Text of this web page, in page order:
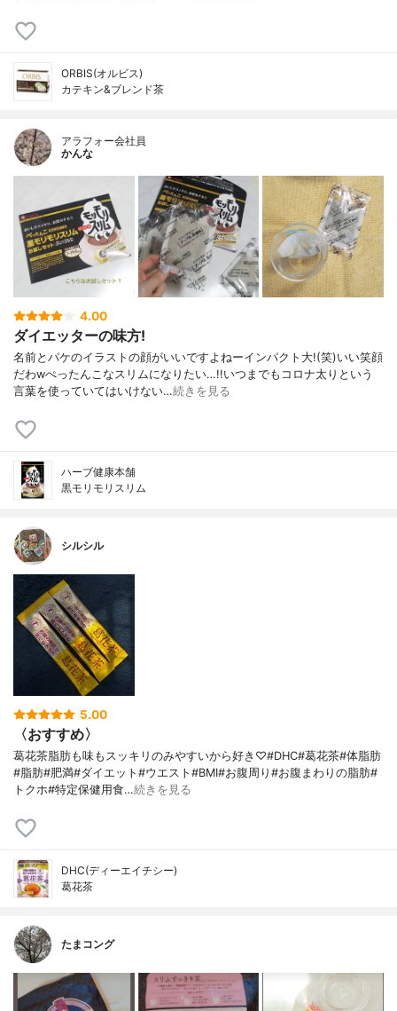
ORBIS(オルビス)
カテキン&ブレンド茶
アラフォー会社員
かんな
4.00
ダイエッターの味方!
名前とパケのイラストの顔がいいですよねーインパクト大!(笑)いい笑顔
だわwぺったんこなスリムになりたい…!!いつまでもコロナ太りという
言葉を使っていてはいけない…続きを見る
ハーブ健康本舗
黒モリモリスリム
シルシル
5.00
〈おすすめ〉
葛花茶脂肪も味もスッキリのみやすいから好き♡#DHC#葛花茶#体脂肪
#脂肪#肥満#ダイエット#ウエスト#BMI#お腹周り#お腹まわりの脂肪#
トクホ#特定保健用食…続きを見る
DHC(ディーエイチシー)
葛花茶
たまコング